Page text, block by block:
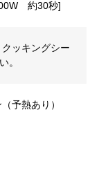
約30秒]
ッキングシー
。
予熱あり）